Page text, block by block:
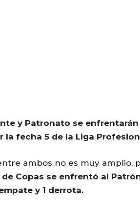
y Patronato se
la fecha 5 de la Liga
ambos no es muy amplio,
de Copas se enfrentó al
y 1 derrota.